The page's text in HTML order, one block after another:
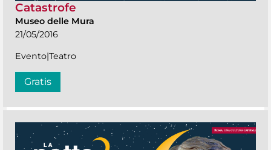
Catastrofe
Museo delle Mura
21/05/2016
Evento|Teatro
Gratis